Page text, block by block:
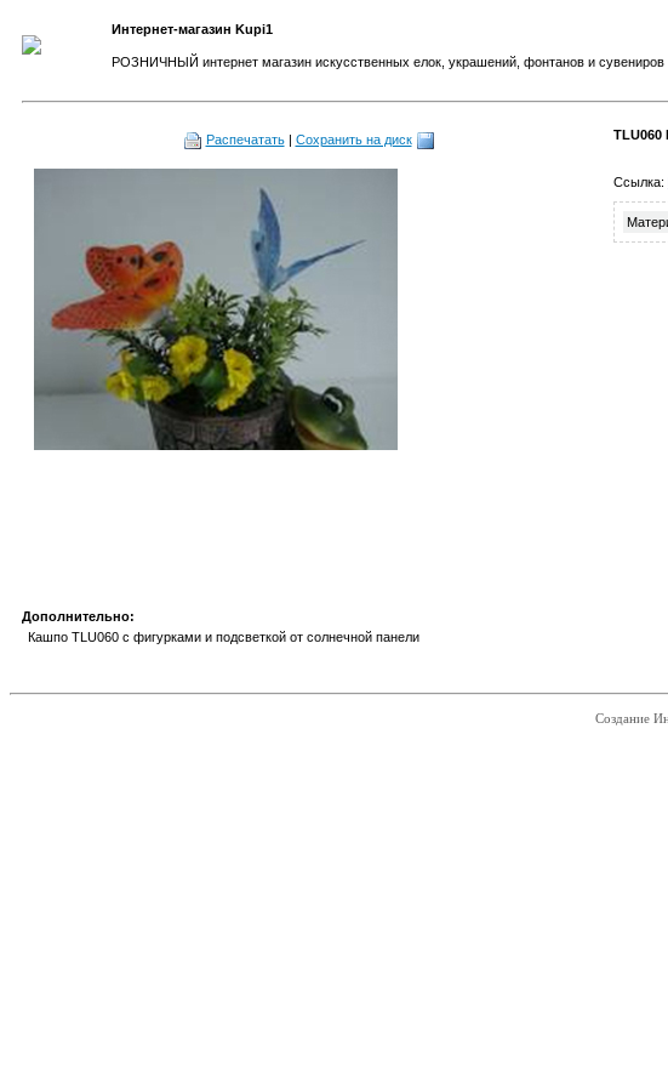
Интернет-магазин Kupi1
РОЗНИЧНЫЙ интернет магазин искусственных елок, украшений, фонтанов и сувениров
Распечатать| Сохранить на диск TLU060
Ссылка:
Дополнительно:
Кашпо TLU060 с фигурками и подсветкой от солнечной панели
Создание